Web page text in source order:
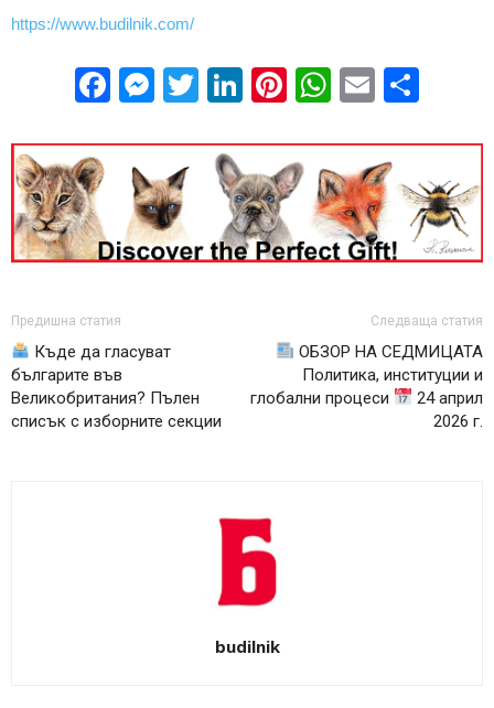
https://www.budilnik.com/
Facebook
Messenger
Twitter
LinkedIn
Pinterest
WhatsApp
Email
Предишна статия
Къде да гласуват
българите във
Великобритания? Пълен
списък с изборните секции
Следваща статия
ОБЗОР НА СЕДМИЦАТА
Политика, институции и
глобални процеси
24 април
2026 г.
budilnik